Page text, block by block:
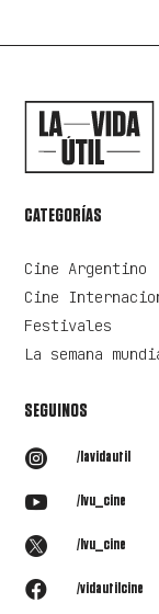
CATEGORÍAS
Cine Argentino
Cine
Festivales
La semana
SEGUINOS
 /lavidautil
 /lvu_cine
 /lvu_cine
 /vidautilcine